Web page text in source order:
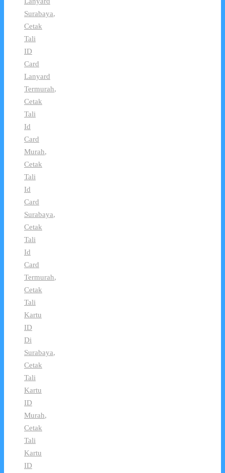
Surabaya,
Cetak
Tali
ID
Card
Lanyard
Termurah,
Cetak
Tali
Id
Card
Murah,
Cetak
Tali
Id
Card
Surabaya,
Cetak
Tali
Id
Card
Termurah,
Cetak
Tali
Kartu
ID
Di
Surabaya,
Cetak
Tali
Kartu
ID
Murah,
Cetak
Tali
Kartu
ID